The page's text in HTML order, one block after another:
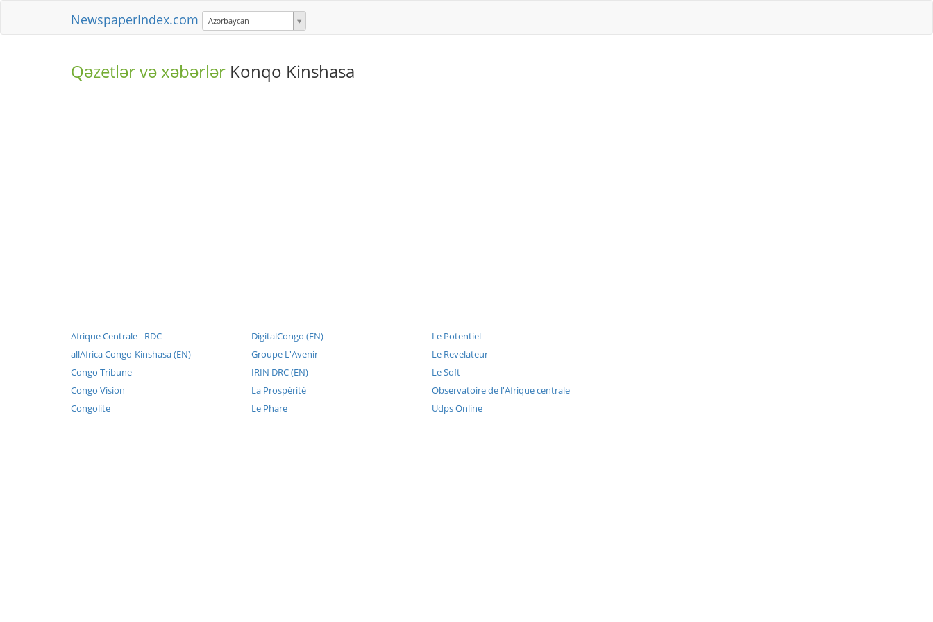
NewspaperIndex.com Azərbaycan
Qəzetlər və xəbərlər Konqo Kinshasa
Afrique Centrale - RDC
allAfrica Congo-Kinshasa (EN)
Congo Tribune
Congo Vision
Congolite
DigitalCongo (EN)
Groupe L'Avenir
IRIN DRC (EN)
La Prospérité
Le Phare
Le Potentiel
Le Revelateur
Le Soft
Observatoire de l'Afrique centrale
Udps Online